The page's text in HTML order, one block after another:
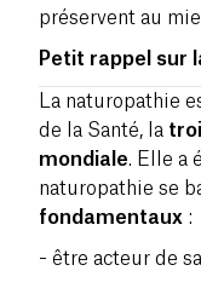
préservent au
Petit rappel sur
La naturopathie
de la Santé, la
mondiale. Elle a
naturopathie se
fondamentaux :
- être acteur de